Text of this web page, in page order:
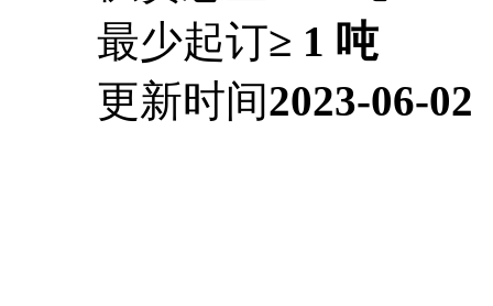
最少起订≥ 1 吨
更新时间2023-06-02